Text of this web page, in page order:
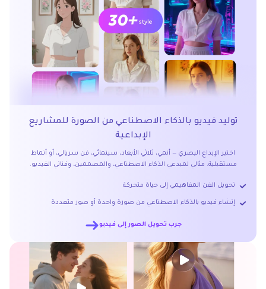
توليد فيديو بالذكاء الاصطناعي من الصورة للمشاريع
الإبداعية
اختبر الإبداع البصري — أنمي، ثلاثي الأبعاد، سينمائي، فن سريالي، أو أنماط
مستقبلية. مثالي لمبدعي الذكاء الاصطناعي، والمصممين، وفناني الفيديو.
تحويل الفن المفاهيمي إلى حياة متحركة
إنشاء فيديو بالذكاء الاصطناعي من صورة واحدة أو صور متعددة
جرب تحويل الصور إلى فيديو